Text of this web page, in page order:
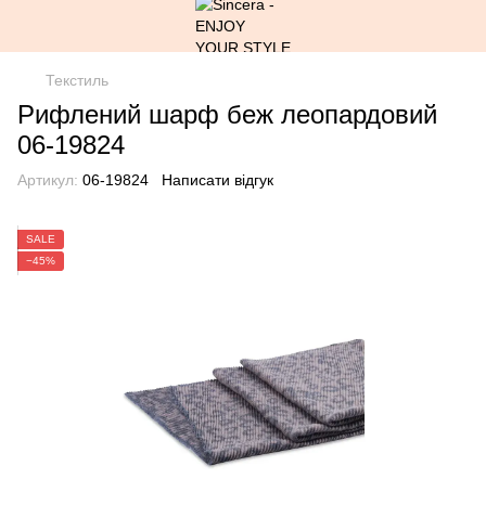
Текстиль
Рифлений шарф беж леопардовий
06-19824
Артикул: 06-19824 Написати відгук
SALE
−45%